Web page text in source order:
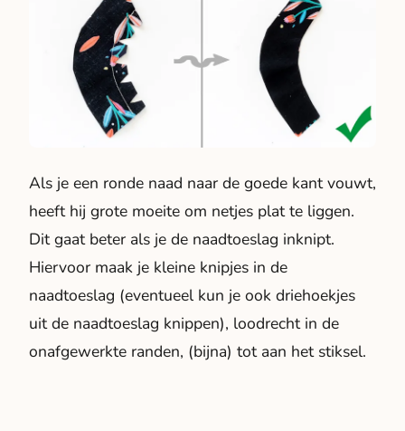
Als je een ronde naad naar de goede kant vouwt,
heeft hij grote moeite om netjes plat te liggen.
Dit gaat beter als je de naadtoeslag inknipt.
Hiervoor maak je kleine knipjes in de
naadtoeslag (eventueel kun je ook driehoekjes
uit de naadtoeslag knippen), loodrecht in de
onafgewerkte randen, (bijna) tot aan het stiksel.